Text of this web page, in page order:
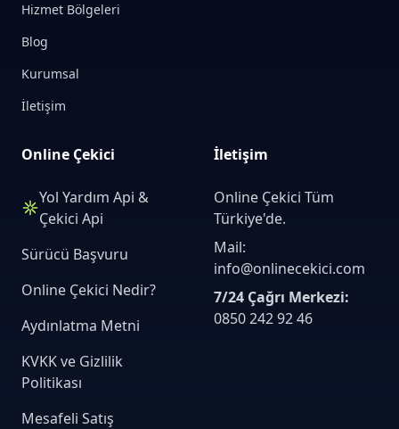
Hizmet Bölgeleri
Blog
Kurumsal
İletişim
Online Çekici
Yol Yardım Api &
Çekici Api
Sürücü Başvuru
Online Çekici Nedir?
Aydınlatma Metni
KVKK ve Gizlilik
Politikası
Mesafeli Satış
İletişim
Online Çekici Tüm
Türkiye'de.
Mail:
info@onlinecekici.com
7/24 Çağrı Merkezi:
0850 242 92 46